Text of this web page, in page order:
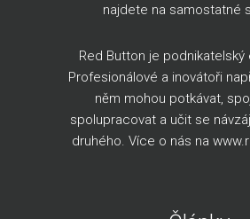
najdete na samostatné
Red Button je podnikatelský
Profesionálové a inovátoři
něm mohou potkávat,
spolupracovat a učit se
druhého. Více o nás na